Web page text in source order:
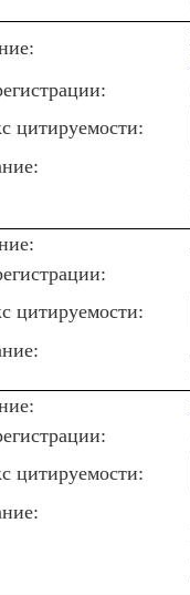
цитируемости:
цитируемости:
цитируемости: